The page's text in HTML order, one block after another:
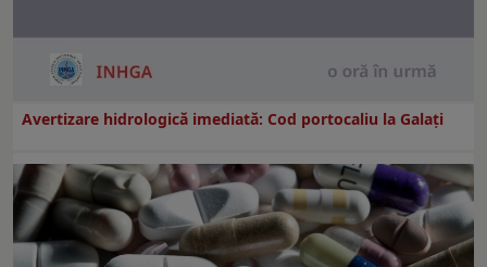
Avertizare hidrologică imediată: Cod portocaliu la Galaţi